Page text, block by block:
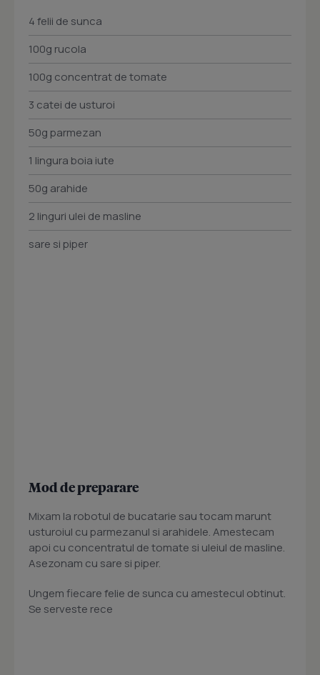
4 felii de sunca
100g rucola
100g concentrat de tomate
3 catei de usturoi
50g parmezan
1 lingura boia iute
50g arahide
2 linguri ulei de masline
sare si piper
Mod de preparare
Mixam la robotul de bucatarie sau tocam marunt
usturoiul cu parmezanul si arahidele. Amestecam
apoi cu concentratul de tomate si uleiul de masline.
Asezonam cu sare si piper.
Ungem fiecare felie de sunca cu amestecul obtinut.
Se serveste rece